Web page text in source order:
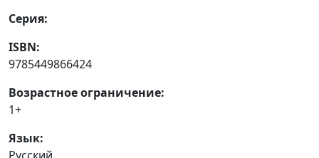
Серия:
ISBN:
9785449866424
Возрастное ограничение:
1+
Язык:
Русский